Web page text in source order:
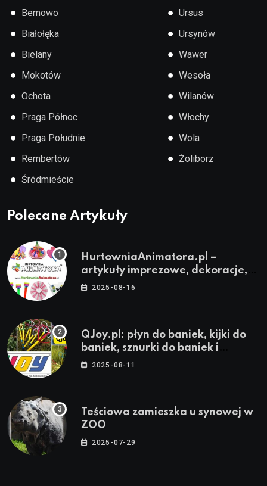
● Bemowo
● Białołęka
● Bielany
● Mokotów
● Ochota
● Praga Północ
● Praga Południe
● Rembertów
● Śródmieście
● Ursus
● Ursynów
● Wawer
● Wesoła
● Wilanów
● Włochy
● Wola
● Żoliborz
Polecane Artykuły
HurtowniaAnimatora.pl –
artykuły imprezowe, dekoracje,
stroje i akcesoria dla animatorów
2025-08-16
QJoy.pl: płyn do baniek, kijki do
baniek, sznurki do baniek i
zestawy do baniek
2025-08-11
Teściowa zamieszka u synowej w
ZOO
2025-07-29